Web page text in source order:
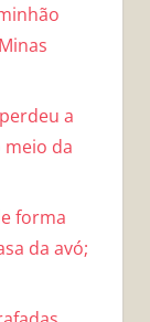
a
meio da
forma
da avó;